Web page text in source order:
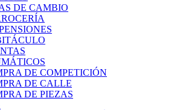
DE CAMBIO
DE COMPETICIÓN
DE CALLE
DE PIEZAS